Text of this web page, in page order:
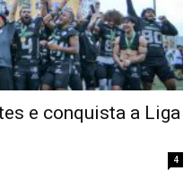
e conquista a Liga
4